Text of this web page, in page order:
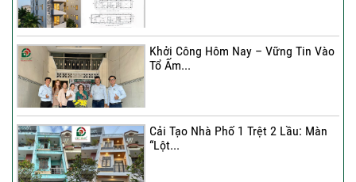
Khởi Công Hôm Nay – Vững Tin Vào
Tổ Ấm...
Cải Tạo Nhà Phố 1 Trệt 2 Lầu: Màn
“Lột...